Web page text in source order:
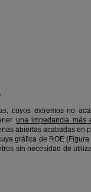
cuyos extremos no
una impedancia más
abiertas acabadas en
gráfica de ROE
sin necesidad de